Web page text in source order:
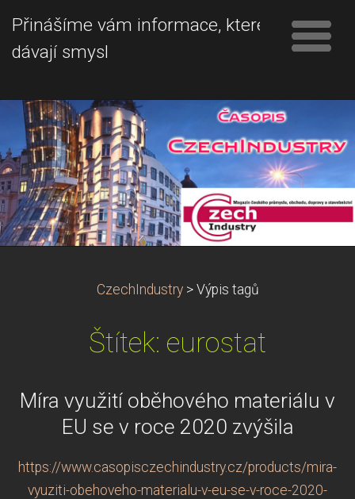
Přinášíme vám informace, které
dávají smysl
CzechIndustry > Výpis tagů
Štítek: eurostat
Míra využití oběhového materiálu v
EU se v roce 2020 zvýšila
https://www.casopisczechindustry.cz/products/mira-
vyuziti-obehoveho-materialu-v-eu-se-v-roce-2020-